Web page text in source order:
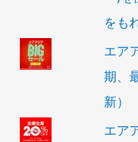
をも
エア
期、
新）
エア